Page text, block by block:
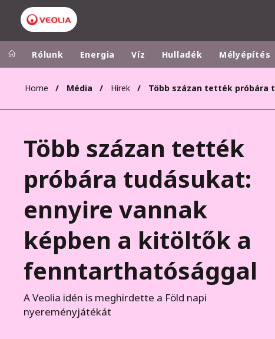
Veolia Group
CAMPUS
FOUNDATION
INSTITUTE
In the world
ASIA
Rólunk Energia Víz Hulladék Mélyépítés
Home Média Hírek
Több százan tették
próbára tudásukat:
ennyire vannak
képben a kitöltők a
fenntarthatósággal
A Veolia idén is meghirdette a Föld napi
nyereményjátékát